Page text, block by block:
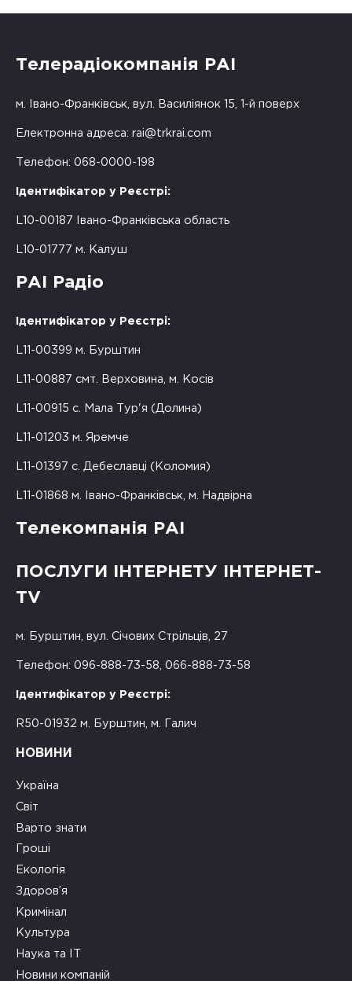
Телерадіокомпанія РАІ
м. Івано-Франківськ, вул. Василіянок 15, 1-й поверх
Електронна адреса: rai@trkrai.com
Телефон: 068-0000-198
Ідентифікатор у Реєстрі:
L10-00187 Івано-Франківська область
L10-01777 м. Калуш
РАІ Радіо
Ідентифікатор у Реєстрі:
L11-00399 м. Бурштин
L11-00887 смт. Верховина, м. Косів
L11-00915 с. Мала Тур'я (Долина)
L11-01203 м. Яремче
L11-01397 с. Дебеславці (Коломия)
L11-01868 м. Івано-Франківськ, м. Надвірна
Телекомпанія РАІ
ПОСЛУГИ ІНТЕРНЕТУ ІНТЕРНЕТ-
TV
м. Бурштин, вул. Січових Стрільців, 27
Телефон: 096-888-73-58, 066-888-73-58
Ідентифікатор у Реєстрі:
R50-01932 м. Бурштин, м. Галич
НОВИНИ
Україна
Світ
Варто знати
Гроші
Екологія
Здоров’я
Кримінал
Культура
Наука та ІТ
Новини компаній